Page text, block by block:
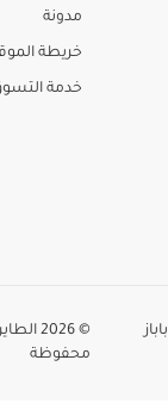
مدونة
خريطة
خدمة
©
محفوظة